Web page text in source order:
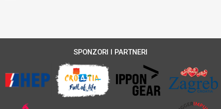
SPONZORI I PARTNERI